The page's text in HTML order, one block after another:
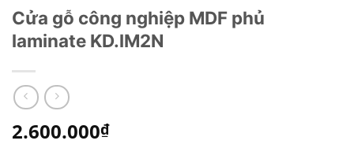
Cửa gỗ công nghiệp MDF phủ
laminate KD.lM2N
2.600.000₫